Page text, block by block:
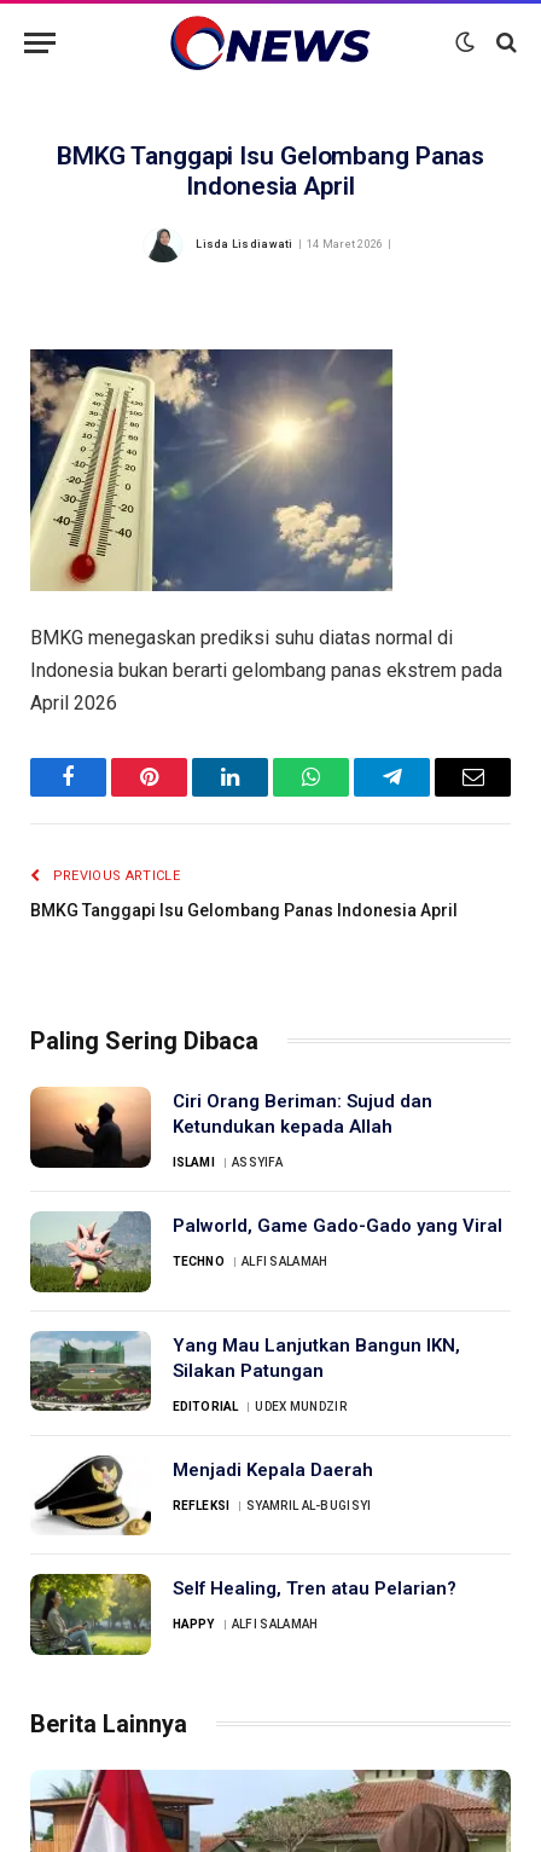
BMKG Tanggapi Isu Gelombang Panas
Indonesia April
Lisda Lisdiawati 14 Maret 2026
BMKG menegaskan prediksi suhu diatas normal di
Indonesia bukan berarti gelombang panas ekstrem pada
April 2026
FacebookPinterest LinkedInWhatsAppTelegramEmail
PREVIOUS ARTICLE
BMKG Tanggapi Isu Gelombang Panas Indonesia April
Paling Sering Dibaca
Ciri Orang Beriman: Sujud dan
Ketundukan kepada Allah
ISLAMI ASSYIFA
Palworld, Game Gado-Gado yang Viral
TECHNO ALFI SALAMAH
Yang Mau Lanjutkan Bangun IKN,
Silakan Patungan
EDITORIAL UDEX MUNDZIR
Menjadi Kepala Daerah
REFLEKSI SYAMRIL AL-BUGISYI
Self Healing, Tren atau Pelarian?
HAPPY ALFI SALAMAH
Berita Lainnya